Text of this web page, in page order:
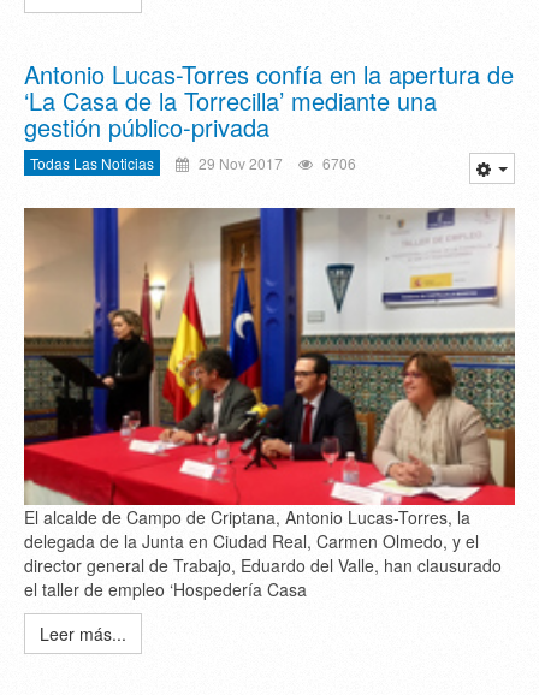
Antonio Lucas-Torres confía en la apertura de
‘La Casa de la Torrecilla’ mediante una
gestión público-privada
Todas Las Noticias 29 Nov 2017 6706
El alcalde de Campo de Criptana, Antonio Lucas-Torres, la
delegada de la Junta en Ciudad Real, Carmen Olmedo, y el
director general de Trabajo, Eduardo del Valle, han clausurado
el taller de empleo ‘Hospedería Casa
Leer más...